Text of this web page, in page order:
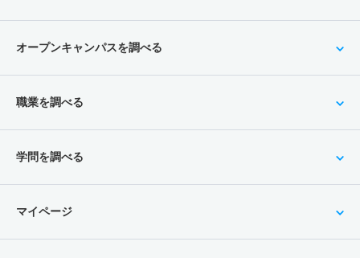
オープンキャンパスを調べる
職業を調べる
学問を調べる
マイページ